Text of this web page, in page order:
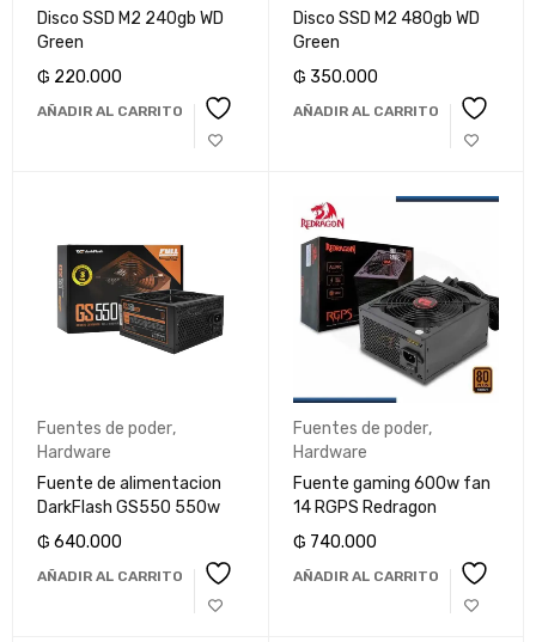
Disco SSD M2 240gb WD
Green
₲ 220.000
AÑADIR AL CARRITO
Disco SSD M2 480gb WD
Green
₲ 350.000
AÑADIR AL CARRITO
Fuentes de poder,
Hardware
Fuente de alimentacion
DarkFlash GS550 550w
₲ 640.000
AÑADIR AL CARRITO
Fuentes de poder,
Hardware
Fuente gaming 600w fan
14 RGPS Redragon
₲ 740.000
AÑADIR AL CARRITO